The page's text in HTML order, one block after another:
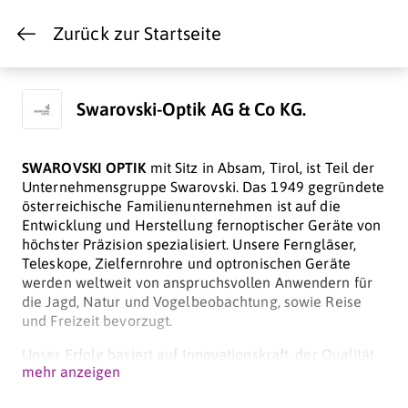
Zurück zur Startseite
Swarovski-Optik AG & Co KG.
SWAROVSKI OPTIK mit Sitz in Absam, Tirol, ist Teil der
Unternehmensgruppe Swarovski. Das 1949 gegründete
österreichische Familienunternehmen ist auf die
Entwicklung und Herstellung fernoptischer Geräte von
höchster Präzision spezialisiert. Unsere Ferngläser,
Teleskope, Zielfernrohre und optronischen Geräte
werden weltweit von anspruchsvollen Anwendern für
die Jagd, Natur und Vogelbeobachtung, sowie Reise
und Freizeit bevorzugt.
Unser Erfolg basiert auf Innovationskraft, der Qualität
und Werthaltigkeit unserer Produkte, sowie auf ihrem
mehr anzeigen